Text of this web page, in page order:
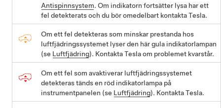
Antispinnsystem. Om indikatorn fortsätter lysa har ett
fel detekterats och du bör omedelbart kontakta Tesla.
Om ett fel detekteras som minskar prestanda hos
luftfjädringssystemet lyser den här gula indikatorlampan
(se Luftfjädring). Kontakta Tesla om problemet kvarstår.
Om ett fel som avaktiverar luftfjädringssystemet
detekteras tänds en röd indikatorlampa på
instrumentpanelen (se Luftfjädring). Kontakta Tesla.